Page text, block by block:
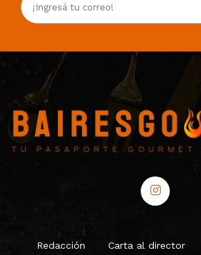
Redacción Carta al director